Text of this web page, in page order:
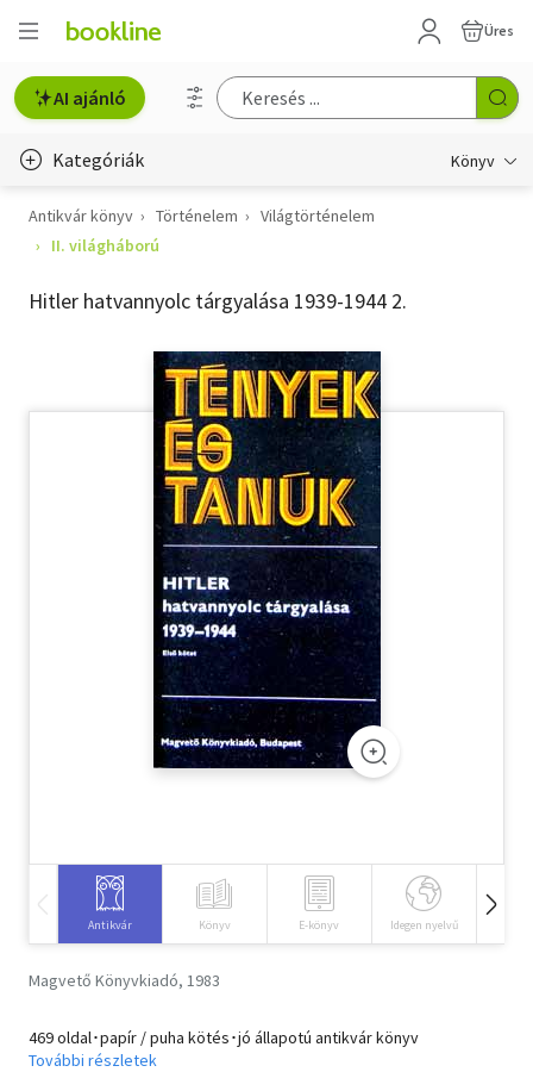
Üres
AI ajánló
Kategóriák Könyv
Életmód, egészség
Gyermek- és ifjúsági
Hobbi, szabadidő
Szótár, nyelvkönyv
Tankönyv, segédkönyv
Társadalomtudomány
Természettudomány
Antikvár könyv Történelem
Világtörténelem
II. világháború
Hitler hatvannyolc tárgyalása 1939-1944 2.
Antikvár Könyv E-könyv Idegen nyelvű
Magvető Könyvkiadó, 1983
469 oldal･papír / puha kötés･jó állapotú antikvár könyv
További részletek